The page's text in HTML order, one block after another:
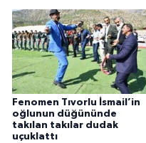
Fenomen Tıvorlu İsmail’in
oğlunun düğününde
takılan takılar dudak
uçuklattı